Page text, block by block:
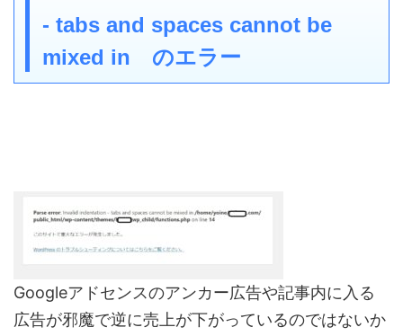
- tabs and spaces cannot be
mixed in のエラー
Googleアドセンスのアンカー広告や記事内に入る
広告が邪魔で逆に売上が下がっているのではないか